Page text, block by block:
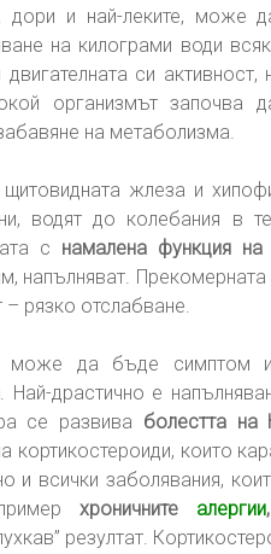
, дори и най-леките, може
на килограми води
си активност,
организмът започва
на метаболизма.
жлеза и
водят до колебания в
с намалена функция на
напълняват. Прекомерната
– рязко отслабване.
може да бъде симптом
. Най-драстично е
се развива болестта на
които
и всички заболявания,
хроничните алергии
резултат.